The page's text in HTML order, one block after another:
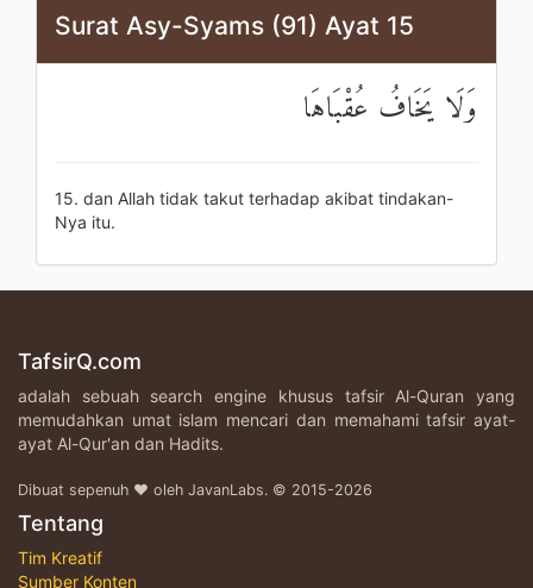
Surat Asy-Syams (91) Ayat 15
وَلَا يَخَافُ عُقْبَاهَا
15. dan Allah tidak takut terhadap akibat tindakan-
Nya itu.
TafsirQ.com
adalah sebuah search engine khusus tafsir Al-Quran yang
memudahkan umat islam mencari dan memahami tafsir ayat-
ayat Al-Qur'an dan Hadits.
Dibuat sepenuh ♥ oleh JavanLabs. © 2015-2026
Tentang
Tim Kreatif
Sumber Konten